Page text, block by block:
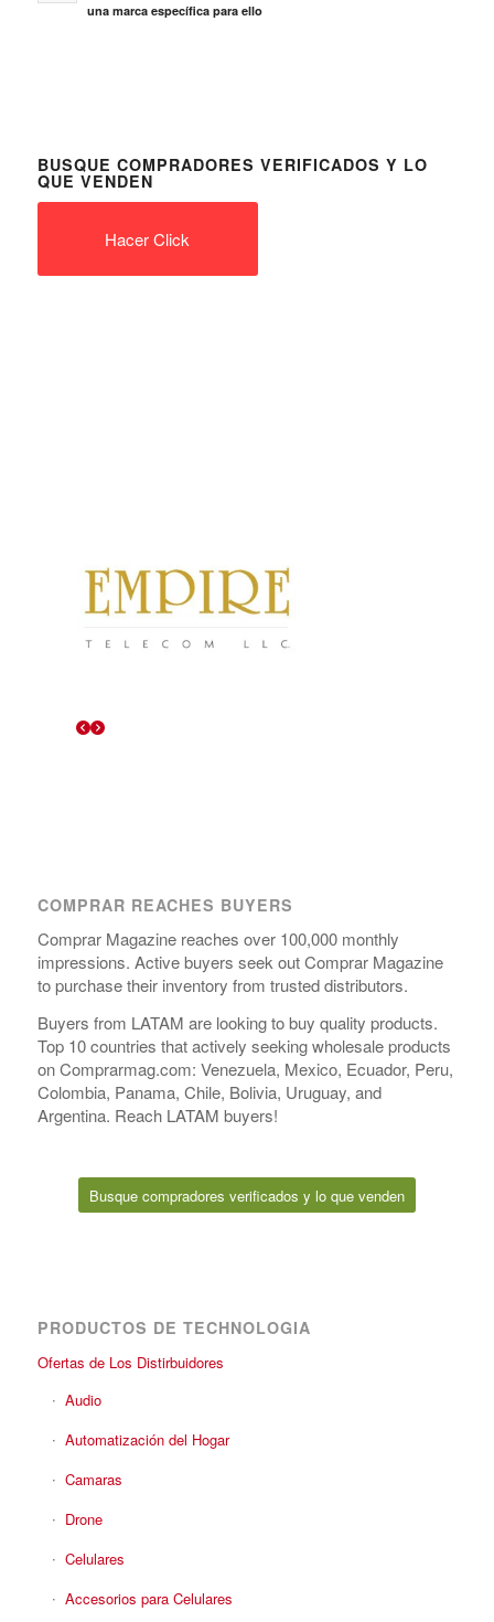
una marca específica para ello
BUSQUE COMPRADORES VERIFICADOS Y LO
QUE VENDEN
Hacer Click
COMPRAR REACHES BUYERS
Comprar Magazine reaches over 100,000 monthly
impressions. Active buyers seek out Comprar Magazine
to purchase their inventory from trusted distributors.
Buyers from LATAM are looking to buy quality products.
Top 10 countries that actively seeking wholesale products
on Comprarmag.com: Venezuela, Mexico, Ecuador, Peru,
Colombia, Panama, Chile, Bolivia, Uruguay, and
Argentina. Reach LATAM buyers!
Busque compradores verificados y lo que venden
PRODUCTOS DE TECHNOLOGIA
Ofertas de Los Distirbuidores
Audio
Automatización del Hogar
Camaras
Drone
Celulares
Accesorios para Celulares